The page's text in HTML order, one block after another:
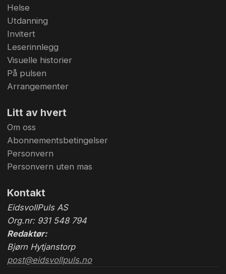
Helse
Utdanning
Invitert
Leserinnlegg
Visuelle historier
På pulsen
Arrangementer
Litt av hvert
Om oss
Abonnementsbetingelser
Personvern
Personvern uten mas
Kontakt
EidsvollPuls AS
Org.nr: 931 548 794
Redaktør:
Bjørn Hytjanstorp
post@eidsvollpuls.no